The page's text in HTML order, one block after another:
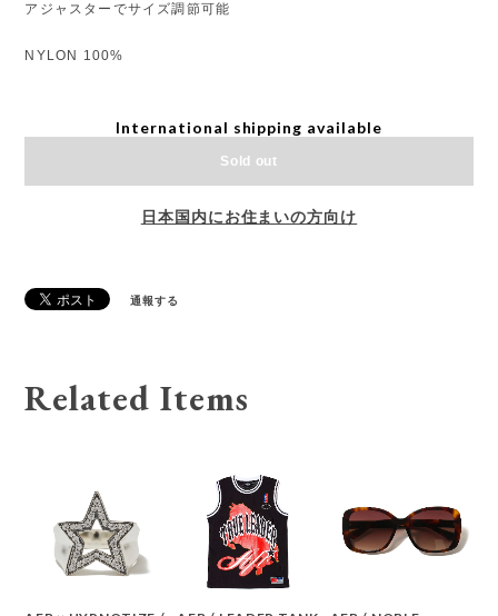
アジャスターでサイズ調節可能
NYLON 100%
International shipping available
Sold out
日本国内にお住まいの方向け
通報する
Related Items